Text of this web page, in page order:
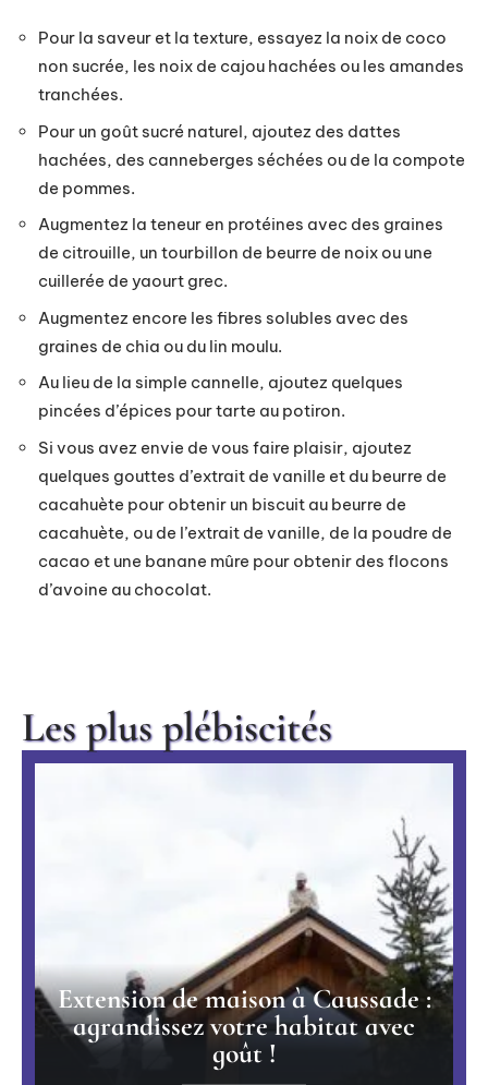
Pour la saveur et la texture, essayez la noix de coco
non sucrée, les noix de cajou hachées ou les amandes
tranchées.
Pour un goût sucré naturel, ajoutez des dattes
hachées, des canneberges séchées ou de la compote
de pommes.
Augmentez la teneur en protéines avec des graines
de citrouille, un tourbillon de beurre de noix ou une
cuillerée de yaourt grec.
Augmentez encore les fibres solubles avec des
graines de chia ou du lin moulu.
Au lieu de la simple cannelle, ajoutez quelques
pincées d’épices pour tarte au potiron.
Si vous avez envie de vous faire plaisir, ajoutez
quelques gouttes d’extrait de vanille et du beurre de
cacahuète pour obtenir un biscuit au beurre de
cacahuète, ou de l’extrait de vanille, de la poudre de
cacao et une banane mûre pour obtenir des flocons
d’avoine au chocolat.
Les plus plébiscités
Extension de maison à Caussade :
agrandissez votre habitat avec
goût !